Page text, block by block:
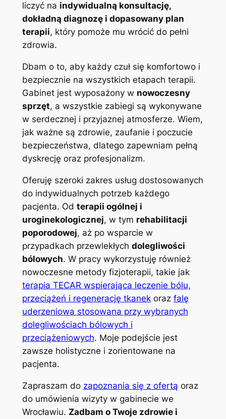
liczyć na indywidualną konsultację,
dokładną diagnozę i dopasowany plan
terapii, który pomoże mu wrócić do pełni
zdrowia.
Dbam o to, aby każdy czuł się komfortowo i
bezpiecznie na wszystkich etapach terapii.
Gabinet jest wyposażony w nowoczesny
sprzęt, a wszystkie zabiegi są wykonywane
w serdecznej i przyjaznej atmosferze. Wiem,
jak ważne są zdrowie, zaufanie i poczucie
bezpieczeństwa, dlatego zapewniam pełną
dyskrecję oraz profesjonalizm.
Oferuję szeroki zakres usług dostosowanych
do indywidualnych potrzeb każdego
pacjenta. Od terapii ogólnej i
uroginekologicznej, w tym rehabilitacji
poporodowej, aż po wsparcie w
przypadkach przewlekłych dolegliwości
bólowych. W pracy wykorzystuję również
nowoczesne metody fizjoterapii, takie jak
terapia TECAR wspierająca leczenie bólu,
przeciążeń i regenerację tkanekoraz falę
uderzeniowa stosowana przy wybranych
dolegliwościach bólowych i
przeciążeniowych. Moje podejście jest
zawsze holistyczne i zorientowane na
pacjenta.
Zapraszam do zapoznania się z ofertą oraz
do umówienia wizyty w gabinecie we
Wrocławiu. Zadbam o Twoje zdrowie i